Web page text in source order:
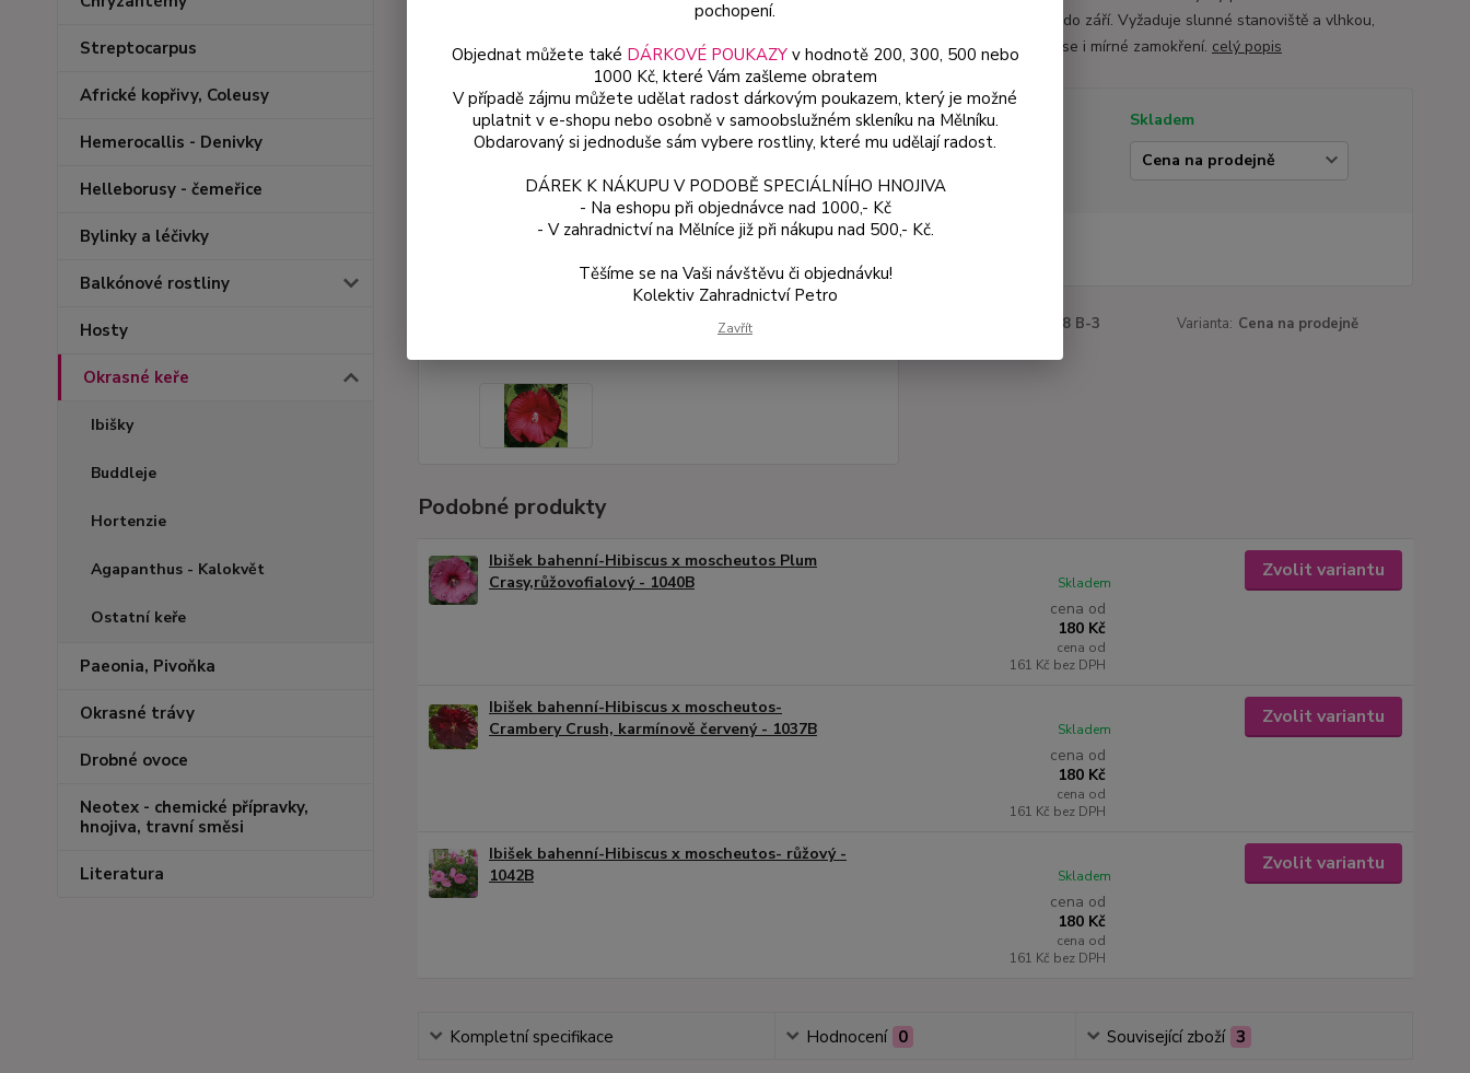
Streptocarpus
Africké kopřivy, Coleusy
Hemerocallis - Denivky
Helleborusy - čemeřice
Bylinky a léčivky
Balkónové rostliny
Hosty
Okrasné keře
Ibišky
Buddleje
Hortenzie
Agapanthus - Kalokvět
Ostatní keře
Paeonia, Pivoňka
Okrasné trávy
Drobné ovoce
Neotex - chemické přípravky,
hnojiva, travní směsi
Literatura
kvete od července do září. Vyžaduje slunné stanoviště a vlhkou,
humózní půdu, snese i mírné zamokření. celý popis
Dostupnost
Skladem
1038 B-3 Varianta: Cena na prodejně
Podobné produkty
Ibišek bahenní-Hibiscus x moscheutos Plum
Crasy,růžovofialový - 1040B
cena od
180 Kč
cena od
161 Kč bez DPH
Skladem
Zvolit variantu
Ibišek bahenní-Hibiscus x moscheutos-
Crambery Crush, karmínově červený - 1037B
cena od
180 Kč
cena od
161 Kč bez DPH
Skladem
Zvolit variantu
Ibišek bahenní-Hibiscus x moscheutos- růžový -
1042B
cena od
180 Kč
cena od
161 Kč bez DPH
Skladem
Zvolit variantu
Kompletní specifikace Hodnocení 0 Související zboží 3
pochopení.
Objednat můžete také DÁRKOVÉ POUKAZYv hodnotě 200, 300, 500 nebo
1000 Kč, které Vám zašleme obratem
V případě zájmu můžete udělat radost dárkovým poukazem, který je možné
uplatnit v e-shopu nebo osobně v samoobslužném skleníku na Mělníku.
Obdarovaný si jednoduše sám vybere rostliny, které mu udělají radost.
DÁREK K NÁKUPU V PODOBĚ SPECIÁLNÍHO HNOJIVA
- Na eshopu při objednávce nad 1000,- Kč
- V zahradnictví na Mělníce již při nákupu nad 500,- Kč.
Těšíme se na Vaši návštěvu či objednávku!
Kolektiv Zahradnictví Petro
Zavřít